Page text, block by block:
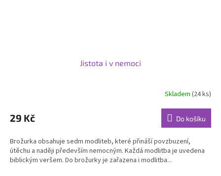
Jistota i v nemoci
produktu
je
z
5
hvězdiček.
Skladem(24 ks)
29 Kč Do košíku
Brožurka obsahuje sedm modliteb, které přináší povzbuzení,
útěchu a naději především nemocným. Každá modlitba je uvedena
biblickým veršem. Do brožurky je zařazena i modlitba...